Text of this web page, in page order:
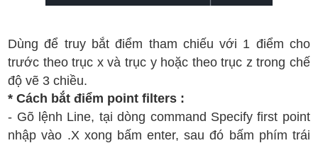
Dùngđể truy bắtđiểm tham chiếu với 1 điểm cho
trước theo trục xvà trục y hoặc theo trục z trong chế
độ vẽ 3 chiều.
* Cách bắtđiểm point filters :
- Gõ lệnh Line, tại dòng command Specify first point
nhập vào .X xong bấmenter, sauđó bấm phím trái